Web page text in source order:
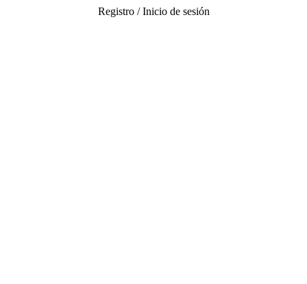
Registro / Inicio de sesión